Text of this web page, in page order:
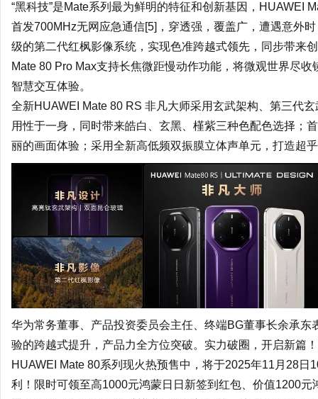
“黑科技”是Mate系列最为鲜明的特征和创新基因，HUAWEI
首发700MHz无网应急通信[5]，穿透强，覆盖广，遭遇意外
级的第二代红枫影像系统，实现色准跨越式领先，同步带来
Mate 80 Pro Max支持长焦微距慢动作功能，将微观世界尽收
智慧交互体验。
全新HUAWEI Mate 80 RS 非凡大师采用玄武架构、第三代玄
用性于一身，同时带来皓白、玄黑、槿紫三种色配色选择；
丽的画面体验；采用全新高低频双振膜立体声单元，打造超
华为常务董事、产品投资委员会主任、终端BG董事长余承东
验的跨越式提升，产品力全方位突破。实力破圈，开启新篇！
HUAWEI Mate 80系列现火热预售中，将于2025年11月28
利！限时可领至高1000元鸿蒙日日新签到红包、价值1200